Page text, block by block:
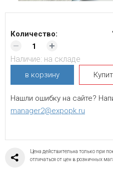
Количество:
Наличие: на складе
в корзину
Нашли ошибку на сайте?
manager2@expopk.ru
Цена действительна только при
отличаться от цен в розничных